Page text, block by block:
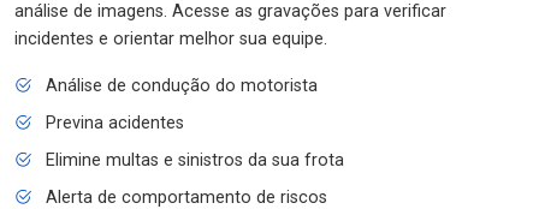
análise de imagens. Acesse as gravações para verificar
incidentes e orientar melhor sua equipe.
Análise de condução do motorista
Previna acidentes
Elimine multas e sinistros da sua frota
Alerta de comportamento de riscos